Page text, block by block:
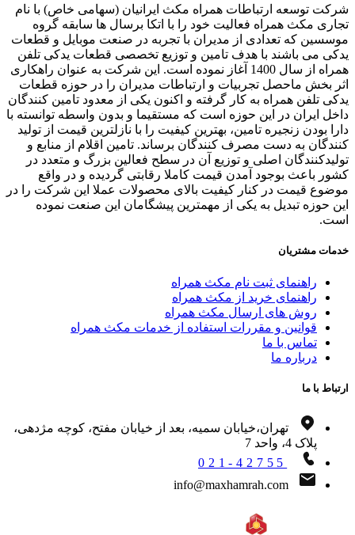
توسعه ارتباطات همراه مکث ایرانیان (سهامی خاص) با نام
مکث همراه فعالیت خود را با اتکا برسال ها سابقه گروه
که تعدادی از مدیران با تجربه در صنعت موبایل و قطعات
می باشند با هدف تامین و توزیع تخصصی قطعات یدکی تلفن
همراه از سال 1400 آغاز نموده است. این شرکت به عنوان راهکاری
بخش ماحصل تجربیات و ارتباطات مدیران را در حوزه قطعات
تلفن همراه به کار گرفته و اکنون یکی از معدود تامین کنندگان
ایران در این حوزه است که مستقیما و بدون واسطه توانسته با
بودن زنجیره تامین، بهترین کیفیت را با نازلترین قیمت از تولید
به دست مصرف کنندگان برساند. تامین اقلام از منابع و
اصلی و توزیع آن در سطح فعالین بزرگ و متعدد در
باعث بوجود آمدن قیمت کاملا رقابتی گردیده و در واقع
قیمت در کنار کیفیت بالای محصولات عملا این شرکت را در
حوزه تبدیل به یکی از مهمترین پیشگامان این صنعت نموده
مشتریان
راهنمای ثبت نام مکث همراه
راهنمای خرید از مکث همراه
روش های ارسال مکث همراه
قوانین و مقررات استفاده از خدمات مکث همراه
تماس با ما
درباره ما
با ما
تهران،خیابان سمیه، بعد از خیابان مفتح، کوچه مژدهی،
پلاک 4، واحد 7
021-42755
info@maxhamrah.com